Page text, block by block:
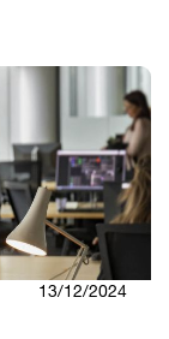
13/12/2024